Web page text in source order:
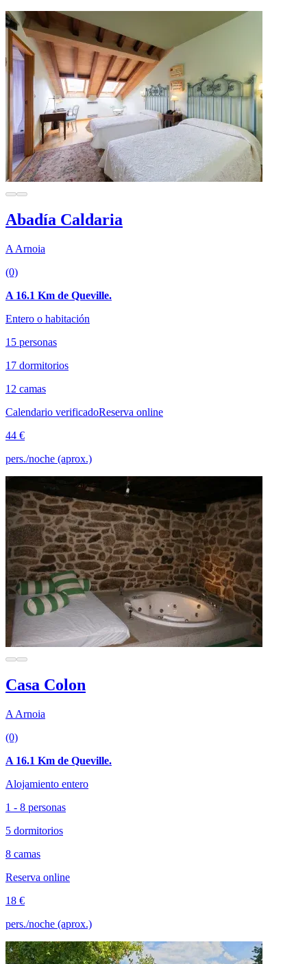
Abadía Caldaria
A Arnoia
(0)
A 16.1 Km de Queville.
Entero o habitación
15 personas
17 dormitorios
12 camas
Calendario verificadoReserva online
44 €
pers./noche (aprox.)
Casa Colon
A Arnoia
(0)
A 16.1 Km de Queville.
Alojamiento entero
1 - 8 personas
5 dormitorios
8 camas
Reserva online
18 €
pers./noche (aprox.)